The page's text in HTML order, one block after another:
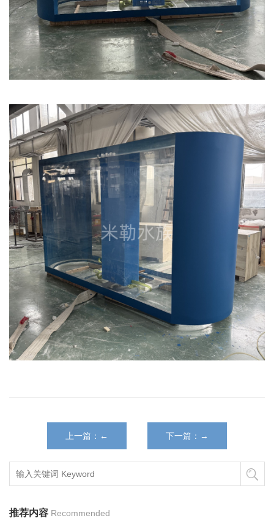
上一篇：← 下一篇：→
推荐内容 Recommended